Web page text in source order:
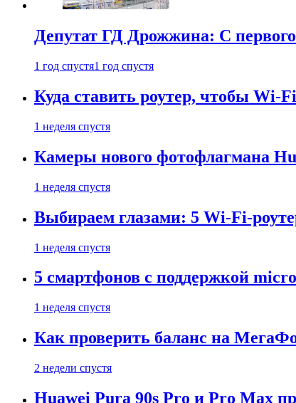
Депутат ГД Дрожжина: С
1 год спустя1 год спустя
Куда ставить роутер, чтобы Wi-
1 неделя спустя
Камеры нового фотофлагмана
1 неделя спустя
Выбираем глазами: 5 Wi-Fi-
1 неделя спустя
5 смартфонов с поддержкой
1 неделя спустя
Как проверить баланс на
2 недели спустя
Huawei Pura 90s Pro и Pro Max